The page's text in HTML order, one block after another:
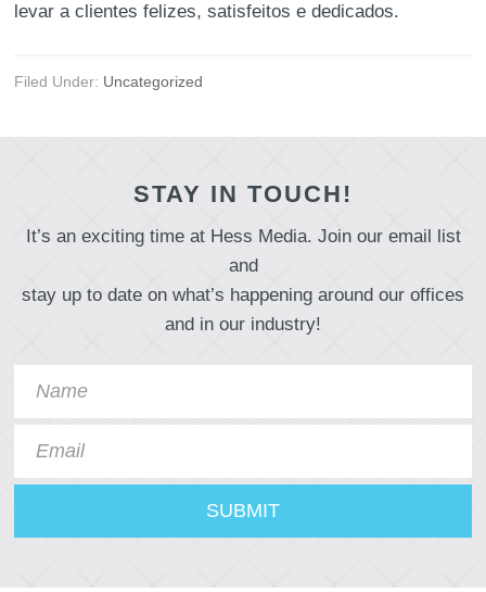
levar a clientes felizes, satisfeitos e dedicados.
Filed Under: Uncategorized
STAY IN TOUCH!
It’s an exciting time at Hess Media. Join our email list
and
stay up to date on what’s happening around our offices
and in our industry!